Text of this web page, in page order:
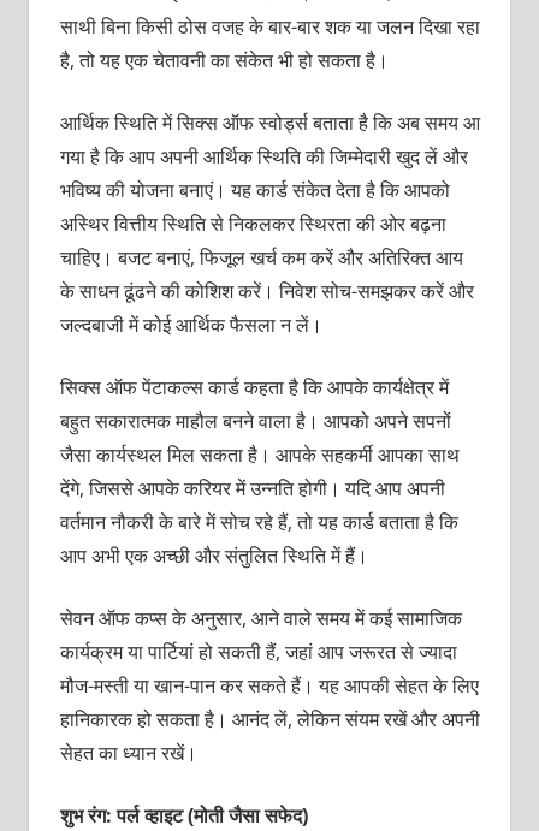
साथी बिना किसी ठोस वजह के बार-बार शक या जलन दिखा रहा
है, तो यह एक चेतावनी का संकेत भी हो सकता है।
आर्थिक स्थिति में सिक्स ऑफ स्वोर्ड्स बताता है कि अब समय आ
गया है कि आप अपनी आर्थिक स्थिति की जिम्मेदारी खुद लें और
भविष्य की योजना बनाएं। यह कार्ड संकेत देता है कि आपको
अस्थिर वित्तीय स्थिति से निकलकर स्थिरता की ओर बढ़ना
चाहिए। बजट बनाएं, फिजूल खर्च कम करें और अतिरिक्त आय
के साधन ढूंढने की कोशिश करें। निवेश सोच-समझकर करें और
जल्दबाजी में कोई आर्थिक फैसला न लें।
सिक्स ऑफ पेंटाकल्स कार्ड कहता है कि आपके कार्यक्षेत्र में
बहुत सकारात्मक माहौल बनने वाला है। आपको अपने सपनों
जैसा कार्यस्थल मिल सकता है। आपके सहकर्मी आपका साथ
देंगे, जिससे आपके करियर में उन्नति होगी। यदि आप अपनी
वर्तमान नौकरी के बारे में सोच रहे हैं, तो यह कार्ड बताता है कि
आप अभी एक अच्छी और संतुलित स्थिति में हैं।
सेवन ऑफ कप्स के अनुसार, आने वाले समय में कई सामाजिक
कार्यक्रम या पार्टियां हो सकती हैं, जहां आप जरूरत से ज्यादा
मौज-मस्ती या खान-पान कर सकते हैं। यह आपकी सेहत के लिए
हानिकारक हो सकता है। आनंद लें, लेकिन संयम रखें और अपनी
सेहत का ध्यान रखें।
शुभ रंग: पर्ल व्हाइट (मोती जैसा सफेद)